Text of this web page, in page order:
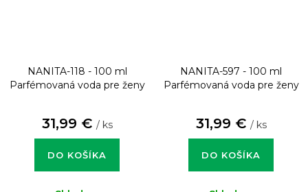
NANITA-118 - 100 ml
Parfémovaná voda pre ženy
31,99 € / ks
DO KOŠÍKA
NANITA-597 - 100 ml
Parfémovaná voda pre ženy
31,99 € / ks
DO KOŠÍKA